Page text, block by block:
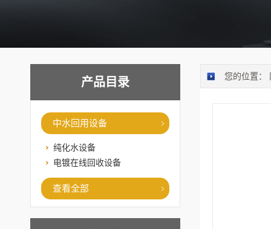
产品目录
中水回用设备
纯化水设备
电镀在线回收设备
查看全部
您的位置：